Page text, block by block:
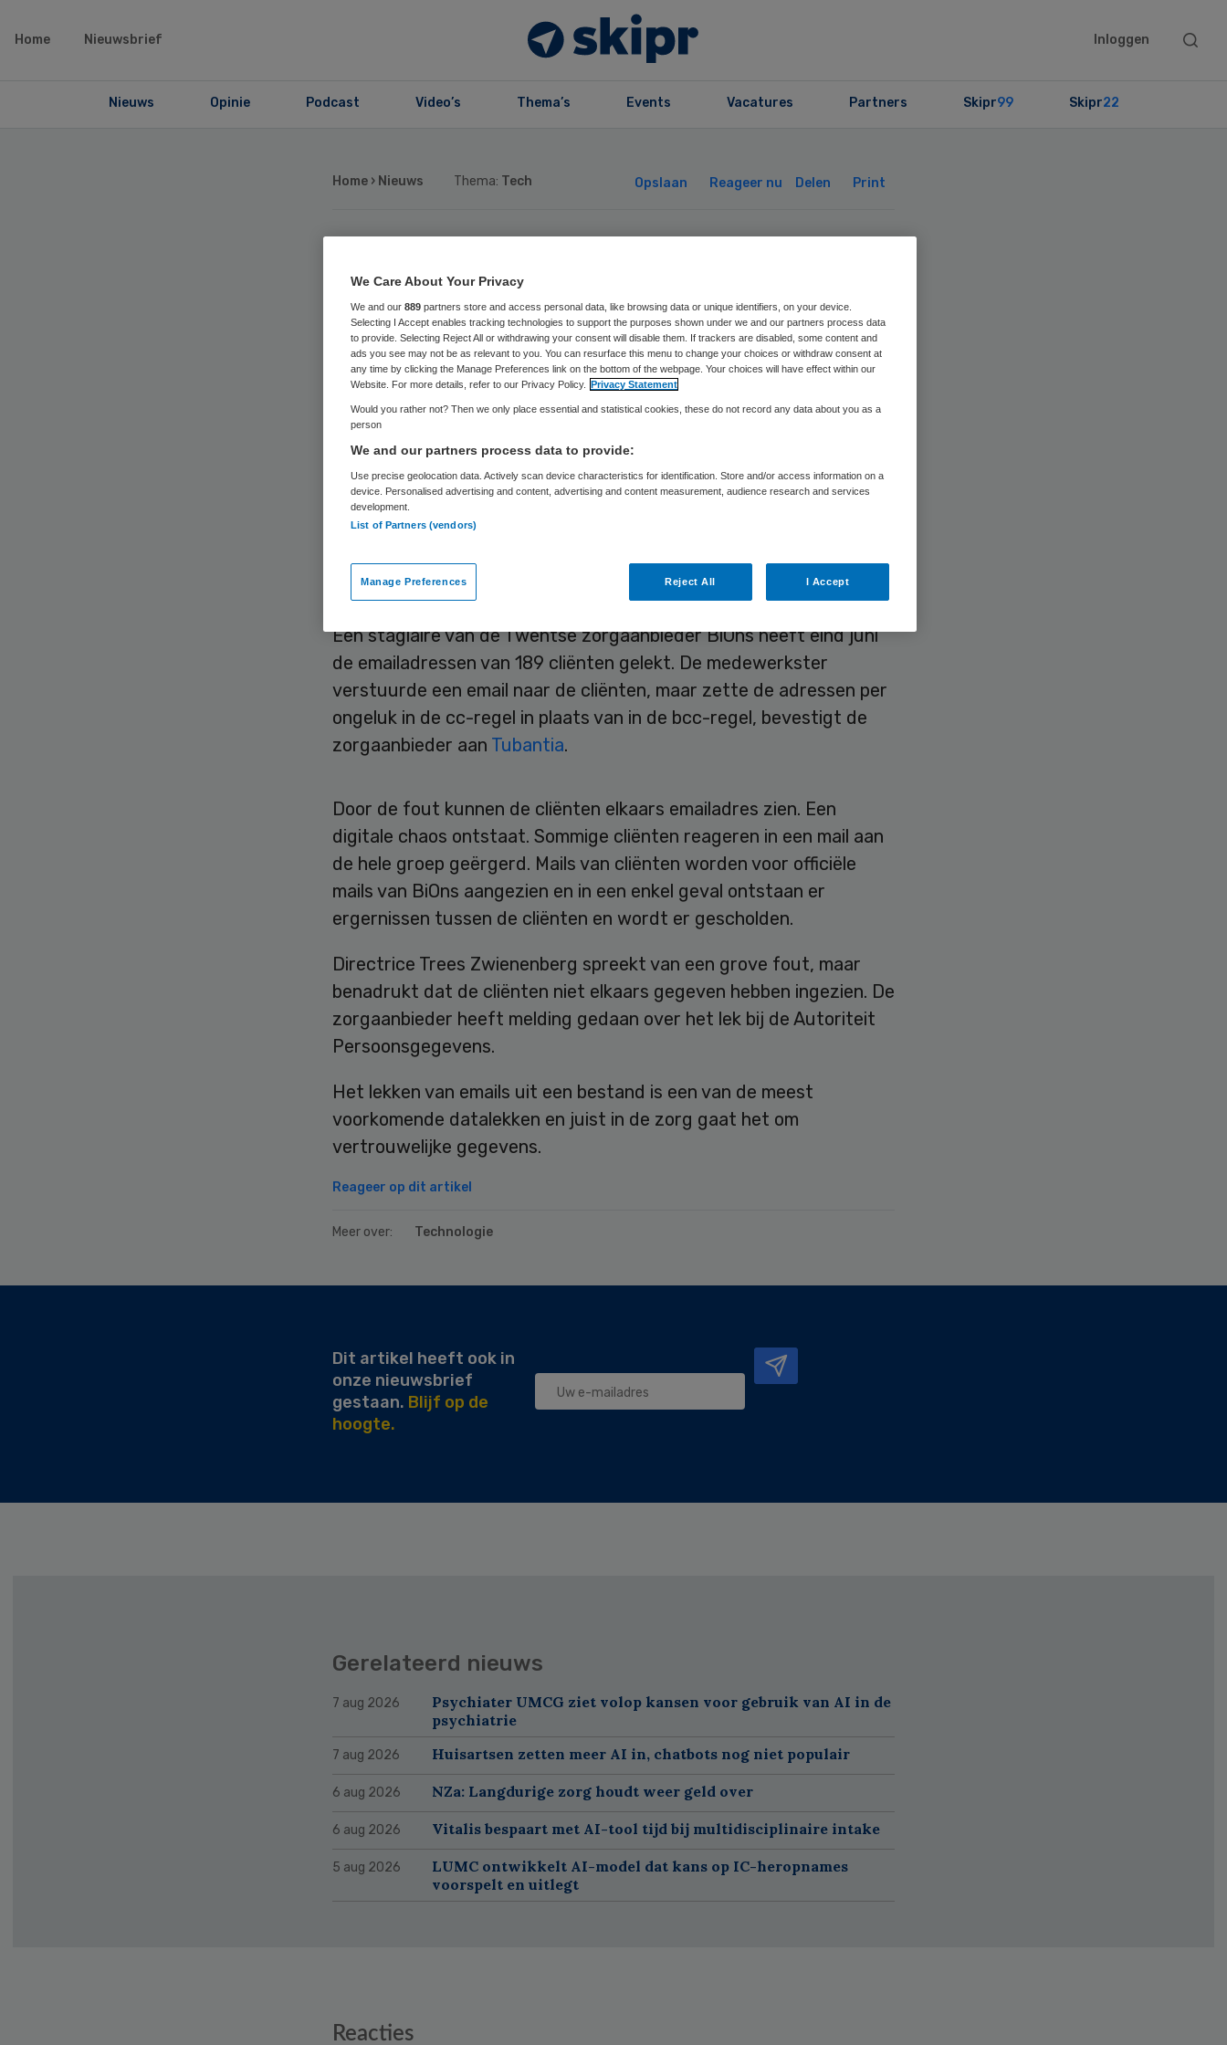
Home Nieuwsbrief Inloggen
Search
Nieuws Opinie Podcast Video’s Thema’s Events Vacatures Partners Skipr99 Skipr22
Home › Nieuws Thema: Tech Opslaan Reageer nu Delen Print
Stagiair Twentse
zorgaanbieder lekt per
ongeluk
emailadressen 189
cliënten
Skipr Redactie 16:22 1441 keer gelezen
Een stagiaire van de Twentse zorgaanbieder BiOns heeft eind juni
de emailadressen van 189 cliënten gelekt. De medewerkster
verstuurde een email naar de cliënten, maar zette de adressen per
ongeluk in de cc-regel in plaats van in de bcc-regel, bevestigt de
zorgaanbieder aan Tubantia.
Door de fout kunnen de cliënten elkaars emailadres zien. Een
digitale chaos ontstaat. Sommige cliënten reageren in een mail aan
de hele groep geërgerd. Mails van cliënten worden voor officiële
mails van BiOns aangezien en in een enkel geval ontstaan er
ergernissen tussen de cliënten en wordt er gescholden.
Directrice Trees Zwienenberg spreekt van een grove fout, maar
benadrukt dat de cliënten niet elkaars gegeven hebben ingezien. De
zorgaanbieder heeft melding gedaan over het lek bij de Autoriteit
Persoonsgegevens.
Het lekken van emails uit een bestand is een van de meest
voorkomende datalekken en juist in de zorg gaat het om
vertrouwelijke gegevens.
Reageer op dit artikel
Meer over: Technologie
Dit artikel heeft ook in
onze nieuwsbrief
gestaan. Blijf op de
hoogte.
Gerelateerd nieuws
7 aug 2026
Psychiater UMCG ziet volop kansen voor gebruik van AI in de
psychiatrie
7 aug 2026 Huisartsen zetten meer AI in, chatbots nog niet populair
6 aug 2026 NZa: Langdurige zorg houdt weer geld over
6 aug 2026 Vitalis bespaart met AI-tool tijd bij multidisciplinaire intake
5 aug 2026
LUMC ontwikkelt AI-model dat kans op IC-heropnames
voorspelt en uitlegt
Reacties
We Care About Your Privacy
We and our 889 partners store and access personal data, like browsing data or unique identifiers, on your device.
Selecting I Accept enables tracking technologies to support the purposes shown under we and our partners process data
to provide. Selecting Reject All or withdrawing your consent will disable them. If trackers are disabled, some content and
ads you see may not be as relevant to you. You can resurface this menu to change your choices or withdraw consent at
any time by clicking the Manage Preferences link on the bottom of the webpage. Your choices will have effect within our
Website. For more details, refer to our Privacy Policy. Privacy Statement
Would you rather not? Then we only place essential and statistical cookies, these do not record any data about you as a
person
We and our partners process data to provide:
Use precise geolocation data. Actively scan device characteristics for identification. Store and/or access information on a
device. Personalised advertising and content, advertising and content measurement, audience research and services
development.
List of Partners (vendors)
Manage Preferences Reject All I Accept